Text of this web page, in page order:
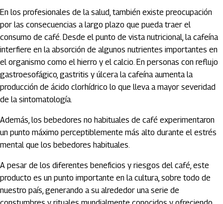
En los profesionales de la salud, también existe preocupación
por las consecuencias a largo plazo que pueda traer el
consumo de café. Desde el punto de vista nutricional, la cafeína
interfiere en la absorción de algunos nutrientes importantes en
el organismo como el hierro y el calcio. En personas con reflujo
gastroesofágico, gastritis y úlcera la cafeína aumenta la
producción de ácido clorhídrico lo que lleva a mayor severidad
de la sintomatología.
Además, los bebedores no habituales de café experimentaron
un punto máximo perceptiblemente más alto durante el estrés
mental que los bebedores habituales.
A pesar de los diferentes beneficios y riesgos del café, este
producto es un punto importante en la cultura, sobre todo de
nuestro país, generando a su alrededor una serie de